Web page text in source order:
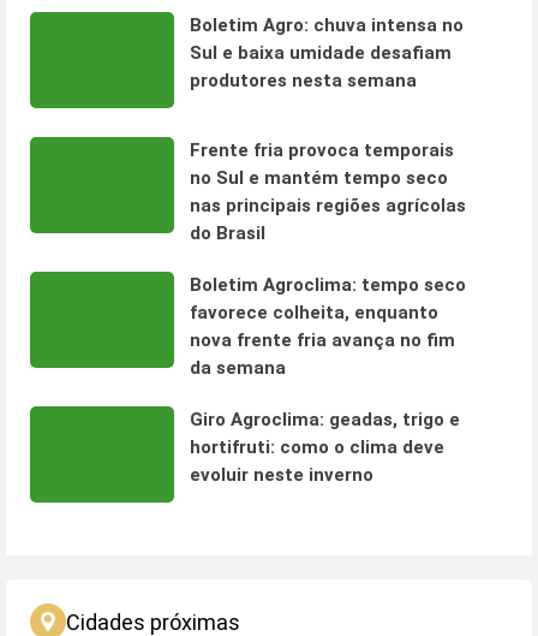
Boletim Agro: chuva intensa no
Sul e baixa umidade desafiam
produtores nesta semana
Frente fria provoca temporais
no Sul e mantém tempo seco
nas principais regiões agrícolas
do Brasil
Boletim Agroclima: tempo seco
favorece colheita, enquanto
nova frente fria avança no fim
da semana
Giro Agroclima: geadas, trigo e
hortifruti: como o clima deve
evoluir neste inverno
Cidades próximas